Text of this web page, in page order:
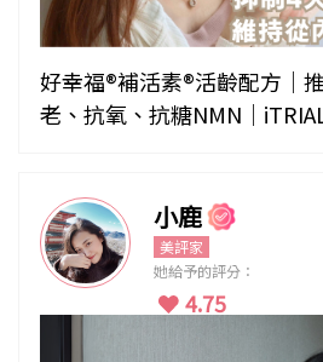
好幸福®補活素®活齡配方｜
老、抗氧、抗糖NMN｜
小鹿
美評家
她給予的評分：
4.75